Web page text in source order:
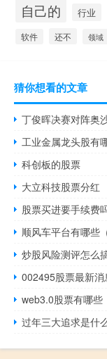
自己的 行业
软件 还不 领域
猜你想看的文章
丁俊晖决赛对阵奥
工业金属龙头股有
科创板的股票
大立科技股票分红
股票买进要手续费
顺风车平台有哪些
炒股风险测评怎么
002495股票最新消
web3.0股票有哪些
过年三大追求是什